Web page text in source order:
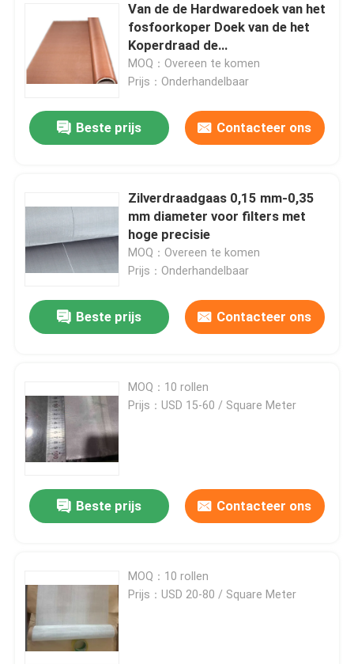
Producten
Over ons
Fabriekstocht
Neem contact met ons op
Gevallen
Het uitgebreide Netwerk van de Metaaldraad
Het geperforeerde Netwerk van de Metaaldraad
Van de de Hardwaredoek van het
fosfoorkoper Doek van de het
Koperdraad de
Corrosiebestendige
MOQ：Overeen te komen
Prijs：Onderhandelbaar
Beste prijs Contacteer ons
Zilverdraadgaas 0,15 mm-0,35
mm diameter voor filters met
hoge precisie
MOQ：Overeen te komen
Prijs：Onderhandelbaar
Beste prijs Contacteer ons
MOQ：10 rollen
Prijs：USD 15-60 / Square Meter
Beste prijs Contacteer ons
MOQ：10 rollen
Prijs：USD 20-80 / Square Meter